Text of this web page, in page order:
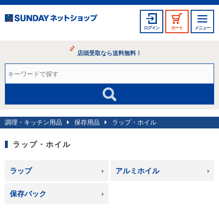
ログイン カート メニュー
店頭受取なら送料無料！
調理・キッチン用品 保存用品 ラップ・ホイル
ラップ・ホイル
ラップ アルミホイル
保存バック